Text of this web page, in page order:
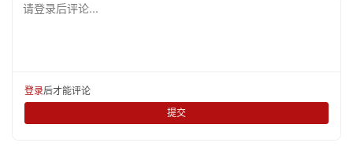
请登录后评论...
登录后才能评论
提交